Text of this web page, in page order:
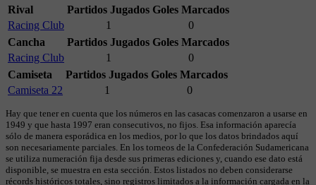
Rival
Partidos Jugados Goles Marcados
Racing Club
1
0
Cancha
Partidos Jugados Goles Marcados
Racing Club
1
0
Camiseta
Partidos Jugados Goles Marcados
Camiseta 22
1 0
Hay que tener en cuenta que los números en las casacas comenzaron a usarse en
1949 y que hasta 1997 eran consecutivos, no fijos. Esa información aparecía
sólo de manera esporádica en los medios, por lo que los datos brindados aquí
son necesariamente parciales. En los torneos de la Confederación Sudamericana
se utiliza numeración fija desde sus primeras ediciones y, cuando ese dato está
disponible, se muestra en esta sección. Estos listados no deben considerarse
récords históricos totales, sino registros limitados a la información cargada en la